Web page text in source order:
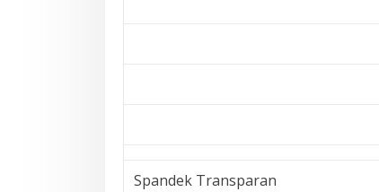
Spandek Transparan